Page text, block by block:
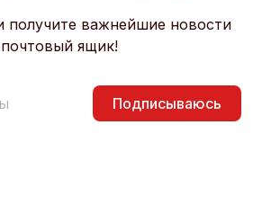
получите важнейшие новости
ящик!
Подписываюсь